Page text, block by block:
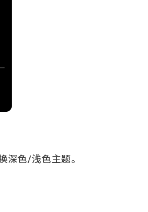
深色/浅色主题。